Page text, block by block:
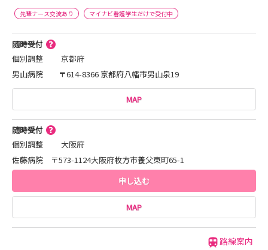
先輩ナース交流あり マイナビ看護学生だけで受付中
随時受付
個別調整
京都府
男山病院 〒614-8366 京都府八幡市男山泉19
MAP
随時受付
個別調整
大阪府
佐藤病院 〒573-1124大阪府枚方市養父東町65-1
申し込む
MAP
路線案内